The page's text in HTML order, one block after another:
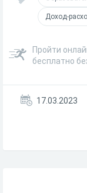
Доход-
Пройти
бесплатно
17.03.2023